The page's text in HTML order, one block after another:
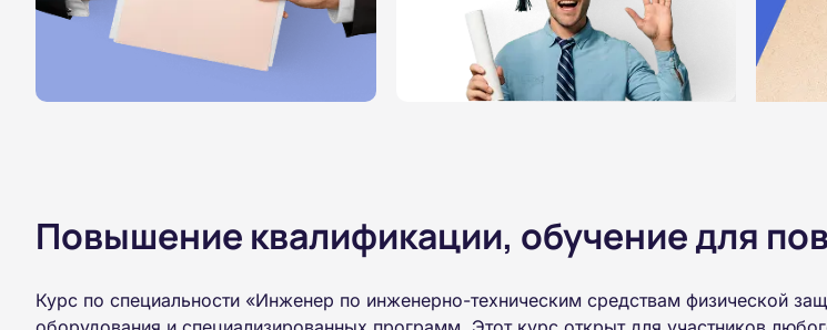
Повышение квалификации, обучение для
Курс по специальности «Инженер по инженерно-техническим средствам физической